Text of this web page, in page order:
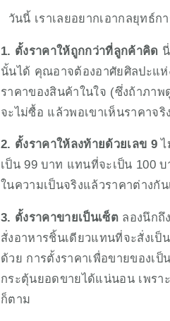
วันนี้ เราเลยอยากเอากลยุทธ์
1. ตั้งราคาให้ถูกกว่าที่ลูกค้าคิด
นั้นได้ คุณอาจต้องอาศัยศิลปะแห่
ราคาของสินค้าในใจ (ซึ่งถ้าภาพ
จะไม่ซื้อ แล้วพอเขาเห็นราคาจ
2. ตั้งราคาให้ลงท้ายด้วยเลข 9 ไ
เป็น 99 บาท แทนที่จะเป็น 100
ในความเป็นจริงแล้วราคาต่างกั
3. ตั้งราคาขายเป็นเซ็ต ลองนึกถึ
สั่งอาหารชิ้นเดียวแทนที่จะสั่งเ
ด้วย การตั้งราคาเพื่อขายของเ
กระตุ้นยอดขายได้แน่นอน เพรา
ก็ตาม